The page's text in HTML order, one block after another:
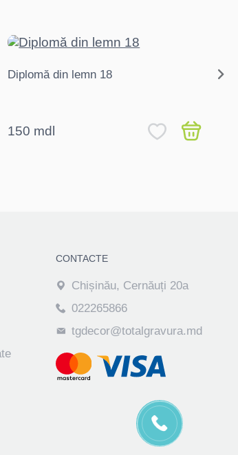
Diplomă din lemn 18
150 mdl
CONTACTE
Chișinău, Cernăuți 20a
022265866
tgdecor@totalgravura.md